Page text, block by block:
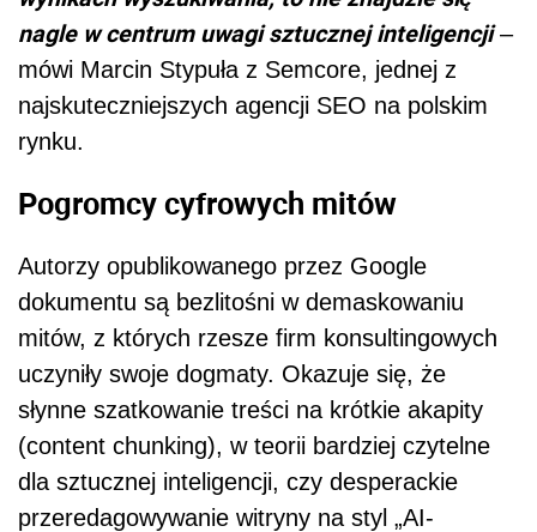
nagle w centrum uwagi sztucznej inteligencji –
mówi Marcin Stypuła z Semcore, jednej z
najskuteczniejszych agencji SEO na polskim
rynku.
Pogromcy cyfrowych mitów
Autorzy opublikowanego przez Google
dokumentu są bezlitośni w demaskowaniu
mitów, z których rzesze firm konsultingowych
uczyniły swoje dogmaty. Okazuje się, że
słynne szatkowanie treści na krótkie akapity
(content chunking), w teorii bardziej czytelne
dla sztucznej inteligencji, czy desperackie
przeredagowywanie witryny na styl „AI-